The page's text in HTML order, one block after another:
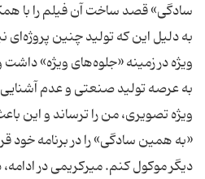
سادگی» قصد ساخت آن فیلم را با
به دلیل این كه تولید چنین
ویژه در زمینه «جلوه‌های ویژه»
به عرصه تولید صنعتی و عدم
ویژه تصویری، من را ترساند و این
«به همین سادگی» را در برنامه خود
دیگر موكول كنم. میركریمی در ادامه،